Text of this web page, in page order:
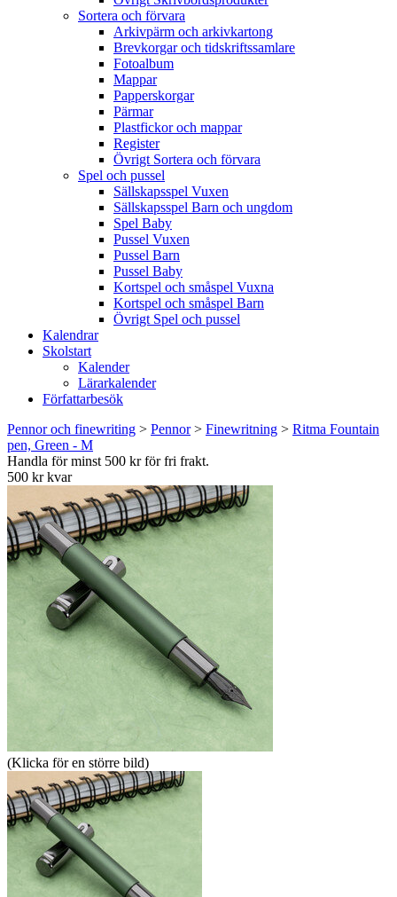
Sortera och förvara
Arkivpärm och arkivkartong
Brevkorgar och tidskriftssamlare
Fotoalbum
Mappar
Papperskorgar
Pärmar
Plastfickor och mappar
Register
Övrigt Sortera och förvara
Spel och pussel
Sällskapsspel Vuxen
Sällskapsspel Barn och ungdom
Spel Baby
Pussel Vuxen
Pussel Barn
Pussel Baby
Kortspel och småspel Vuxna
Kortspel och småspel Barn
Övrigt Spel och pussel
Kalendrar
Skolstart
Kalender
Lärarkalender
Författarbesök
Pennor och finewriting > Pennor> Finewritning > Ritma Fountain
pen, Green - M
Handla för minst 500 kr för fri frakt.
500 kr kvar
(Klicka för en större bild)